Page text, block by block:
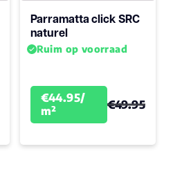
Parramatta click SRC
naturel
Ruim op voorraad
€44.95/
m²
€49.95